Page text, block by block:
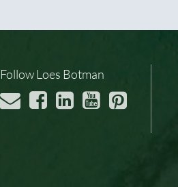
Follow Loes Botman